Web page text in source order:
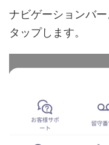
ナビゲーションバ
タップします。